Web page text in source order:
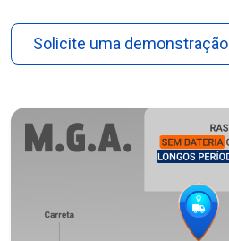
Solicite uma demonstração